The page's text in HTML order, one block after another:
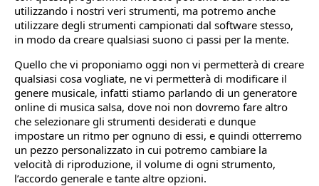
utilizzando i nostri veri strumenti, ma potremo anche
utilizzare degli strumenti campionati dal software stesso,
in modo da creare qualsiasi suono ci passi per la mente.
Quello che vi proponiamo oggi non vi permetterà di creare
qualsiasi cosa vogliate, ne vi permetterà di modificare il
genere musicale, infatti stiamo parlando di un generatore
online di musica salsa, dove noi non dovremo fare altro
che selezionare gli strumenti desiderati e dunque
impostare un ritmo per ognuno di essi, e quindi otterremo
un pezzo personalizzato in cui potremo cambiare la
velocità di riproduzione, il volume di ogni strumento,
l’accordo generale e tante altre opzioni.